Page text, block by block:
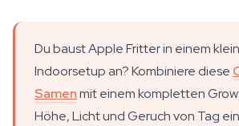
Du baust Apple Fritter in einem
Indoorsetup an? Kombiniere diese
Samenmit einem kompletten
Höhe, Licht und Geruch von Tag